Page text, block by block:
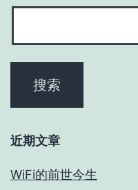
近期文章
WiFi的前世今生